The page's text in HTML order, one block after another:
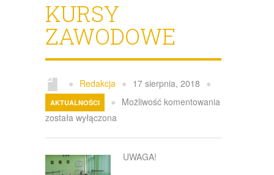
Galeria
Kontakt
KURSY
ZAWODOWE
● Redakcja ● 17 sierpnia, 2018 ●
AKTUALNOŚCI ● Możliwość komentowania
została wyłączona
UWAGA!